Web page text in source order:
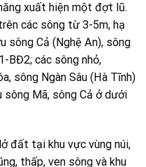
xuất hiện một đợt lũ.
các sông từ 3-5m, hạ
sông Cả (Nghệ An), sông
BĐ2; các sông nhỏ,
sông Ngàn Sâu (Hà Tĩnh)
sông Mã, sông Cả ở dưới
đất tại khu vực vùng núi,
thấp, ven sông và khu